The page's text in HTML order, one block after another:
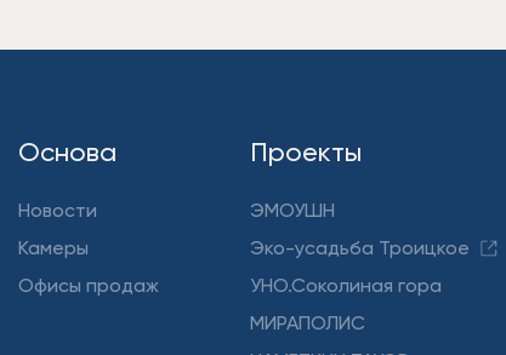
Основа
Новости
Камеры
Офисы продаж
Проекты
ЭМОУШН
Эко-усадьба Троицкое
УНО.Соколиная гора
МИРАПОЛИС